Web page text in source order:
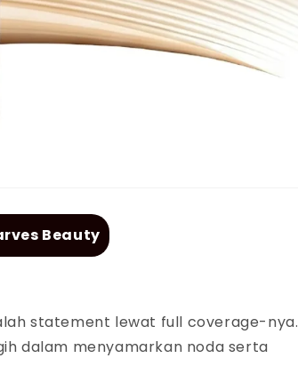
Beauty
statement lewat full coverage-nya.
dalam menyamarkan noda serta